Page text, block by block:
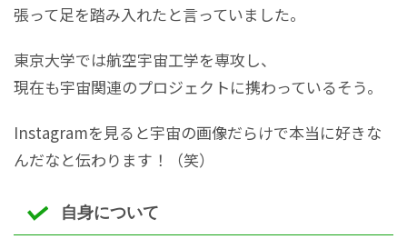
張って足を踏み入れたと言っていました。
東京大学では航空宇宙工学を専攻し、
現在も宇宙関連のプロジェクトに携わっているそう。
Instagramを見ると宇宙の画像だらけで本当に好きな
んだなと伝わります！（笑）
自身について